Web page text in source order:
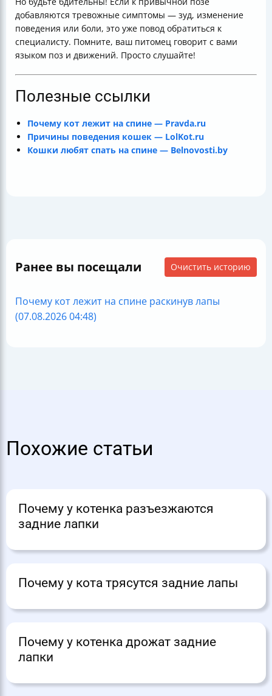
добавляются тревожные симптомы — зуд, изменение
поведения или боли, это уже повод обратиться к
специалисту. Помните, ваш питомец говорит с вами
языком поз и движений. Просто слушайте!
Полезные ссылки
Почему кот лежит на спине — Pravda.ru
Причины поведения кошек — LolKot.ru
Кошки любят спать на спине — Belnovosti.by
Ранее вы посещали Очистить историю
Почему кот лежит на спине раскинув лапы
(07.08.2026 04:48)
Похожие статьи
Почему у котенка разъезжаются
задние лапки
Почему у кота трясутся задние лапы
Почему у котенка дрожат задние
лапки